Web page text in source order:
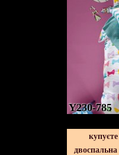
Y230-785
двоспальна